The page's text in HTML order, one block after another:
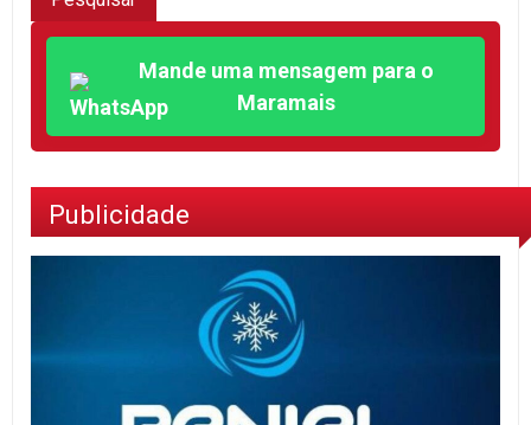
Mande uma mensagem para o
Maramais
Publicidade